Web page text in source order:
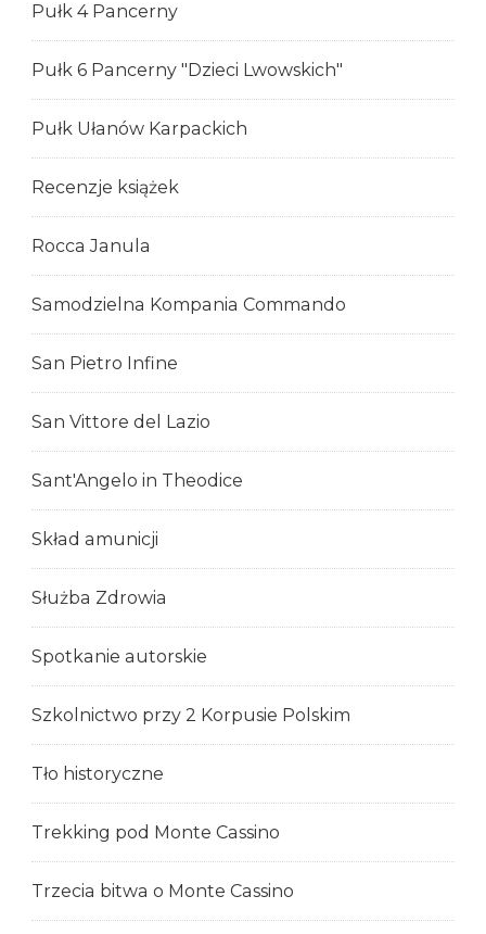
Pułk 4 Pancerny
Pułk 6 Pancerny "Dzieci Lwowskich"
Pułk Ułanów Karpackich
Recenzje książek
Rocca Janula
Samodzielna Kompania Commando
San Pietro Infine
San Vittore del Lazio
Sant'Angelo in Theodice
Skład amunicji
Służba Zdrowia
Spotkanie autorskie
Szkolnictwo przy 2 Korpusie Polskim
Tło historyczne
Trekking pod Monte Cassino
Trzecia bitwa o Monte Cassino